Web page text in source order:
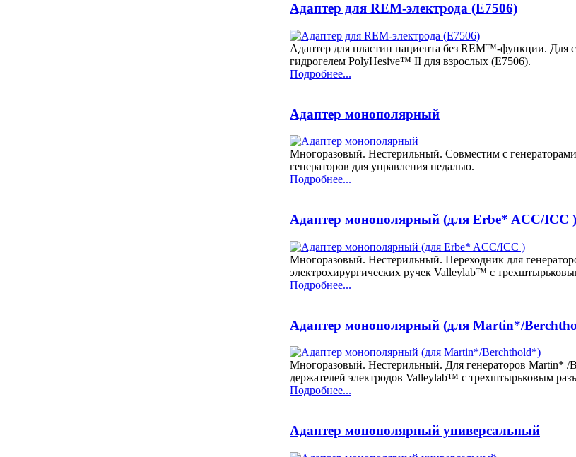
Адаптер для REM-электрода (E7506)
Адаптер для пластин пациента без REM™-функции. Для
гидрогелем PolyHesive™ II для взрослых (E7506).
Подробнее...
Адаптер монополярный
Многоразовый. Нестерильный. Совместим с
генераторов для управления педалью.
Подробнее...
Адаптер монополярный (для Erbe* ACC/ICC )
Многоразовый. Нестерильный. Переходник для
электрохирургических ручек Valleylab™ с
Подробнее...
Адаптер монополярный (для Martin*/
Многоразовый. Нестерильный. Для генераторов Martin* /
держателей электродов Valleylab™ с трехштырьковым
Подробнее...
Адаптер монополярный универсальный